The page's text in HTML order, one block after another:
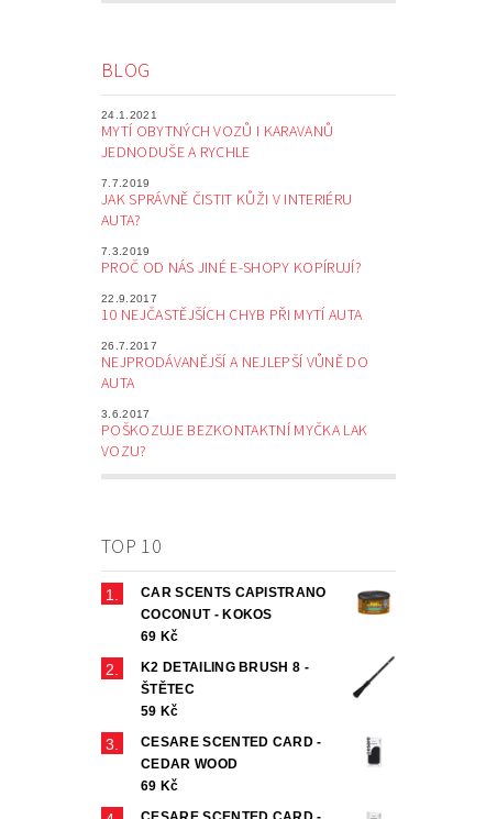
BLOG
24.1.2021
MYTÍ OBYTNÝCH VOZŮ I KARAVANŮ
JEDNODUŠE A RYCHLE
7.7.2019
JAK SPRÁVNĚ ČISTIT KŮŽI V INTERIÉRU
AUTA?
7.3.2019
PROČ OD NÁS JINÉ E-SHOPY KOPÍRUJÍ?
22.9.2017
10 NEJČASTĚJŠÍCH CHYB PŘI MYTÍ AUTA
26.7.2017
NEJPRODÁVANĚJŠÍ A NEJLEPŠÍ VŮNĚ DO
AUTA
3.6.2017
POŠKOZUJE BEZKONTAKTNÍ MYČKA LAK
VOZU?
TOP 10
CAR SCENTS CAPISTRANO
COCONUT - KOKOS
69 Kč
K2 DETAILING BRUSH 8 -
ŠTĚTEC
59 Kč
CESARE SCENTED CARD -
CEDAR WOOD
69 Kč